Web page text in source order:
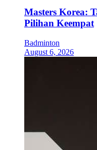
Masters Korea:
Pilihan Keempat
Badminton
August 6, 2026